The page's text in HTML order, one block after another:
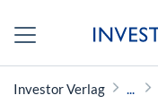
Investor Verlag